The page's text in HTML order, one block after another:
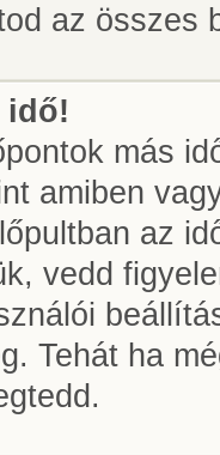
az összes
idő!
más
amiben
az
vedd
Tehát ha